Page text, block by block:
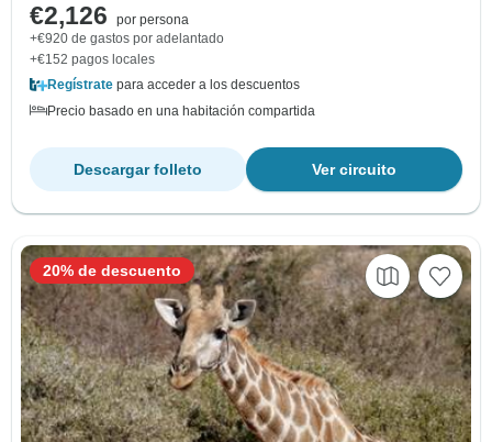
€2,126
por persona
+€920 de gastos por adelantado
+€152 pagos locales
Regístrate para acceder a los descuentos
Precio basado en una habitación compartida
Ver circuito
Descargar folleto
20% de descuento